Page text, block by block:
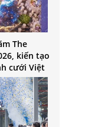
The
kiến tạo
cưới Việt